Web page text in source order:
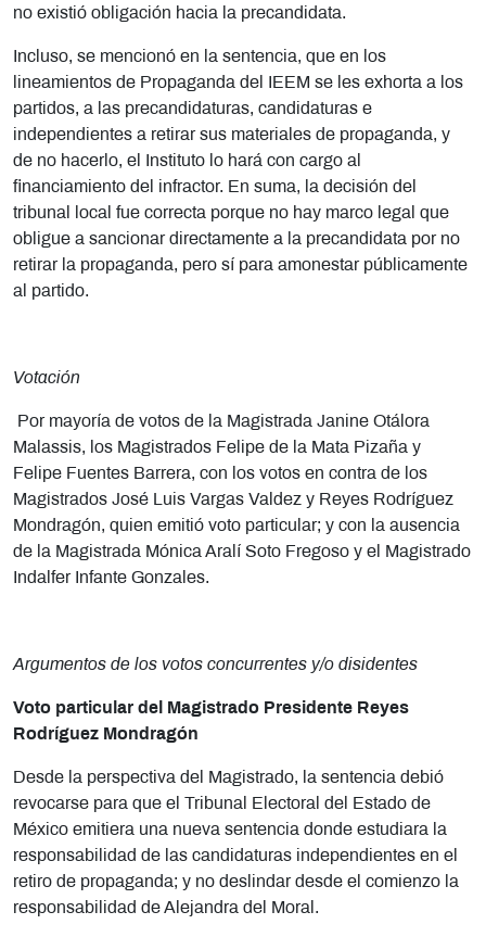
no existió obligación hacia la precandidata.
Incluso, se mencionó en la sentencia, que en los
lineamientos de Propaganda del IEEM se les exhorta a los
partidos, a las precandidaturas, candidaturas e
independientes a retirar sus materiales de propaganda, y
de no hacerlo, el Instituto lo hará con cargo al
financiamiento del infractor. En suma, la decisión del
tribunal local fue correcta porque no hay marco legal que
obligue a sancionar directamente a la precandidata por no
retirar la propaganda, pero sí para amonestar públicamente
al partido.
Votación
Por mayoría de votos de la Magistrada Janine Otálora
Malassis, los Magistrados Felipe de la Mata Pizaña y
Felipe Fuentes Barrera, con los votos en contra de los
Magistrados José Luis Vargas Valdez y Reyes Rodríguez
Mondragón, quien emitió voto particular; y con la ausencia
de la Magistrada Mónica Aralí Soto Fregoso y el Magistrado
Indalfer Infante Gonzales.
Argumentos de los votos concurrentes y/o disidentes
Voto particular del Magistrado Presidente Reyes
Rodríguez Mondragón
Desde la perspectiva del Magistrado, la sentencia debió
revocarse para que el Tribunal Electoral del Estado de
México emitiera una nueva sentencia donde estudiara la
responsabilidad de las candidaturas independientes en el
retiro de propaganda; y no deslindar desde el comienzo la
responsabilidad de Alejandra del Moral.